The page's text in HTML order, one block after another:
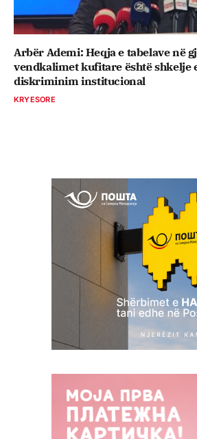
Arbër Ademi: Heqja e tabelave në
vendkalimet kufitare është shkelje
diskriminim institucional
KRYESORE